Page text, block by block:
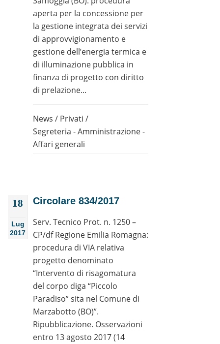
aperta per la concessione per
la gestione integrata dei servizi
di approvvigionamento e
gestione dell’energia termica e
di illuminazione pubblica in
finanza di progetto con diritto
di prelazione...
News / Privati /
Segreteria - Amministrazione -
Affari generali
18
Lug
2017
Circolare 834/2017
Serv. Tecnico Prot. n. 1250 –
CP/df Regione Emilia Romagna:
procedura di VIA relativa
progetto denominato
“Intervento di risagomatura
del corpo diga “Piccolo
Paradiso” sita nel Comune di
Marzabotto (BO)”.
Ripubblicazione. Osservazioni
entro 13 agosto 2017 (14